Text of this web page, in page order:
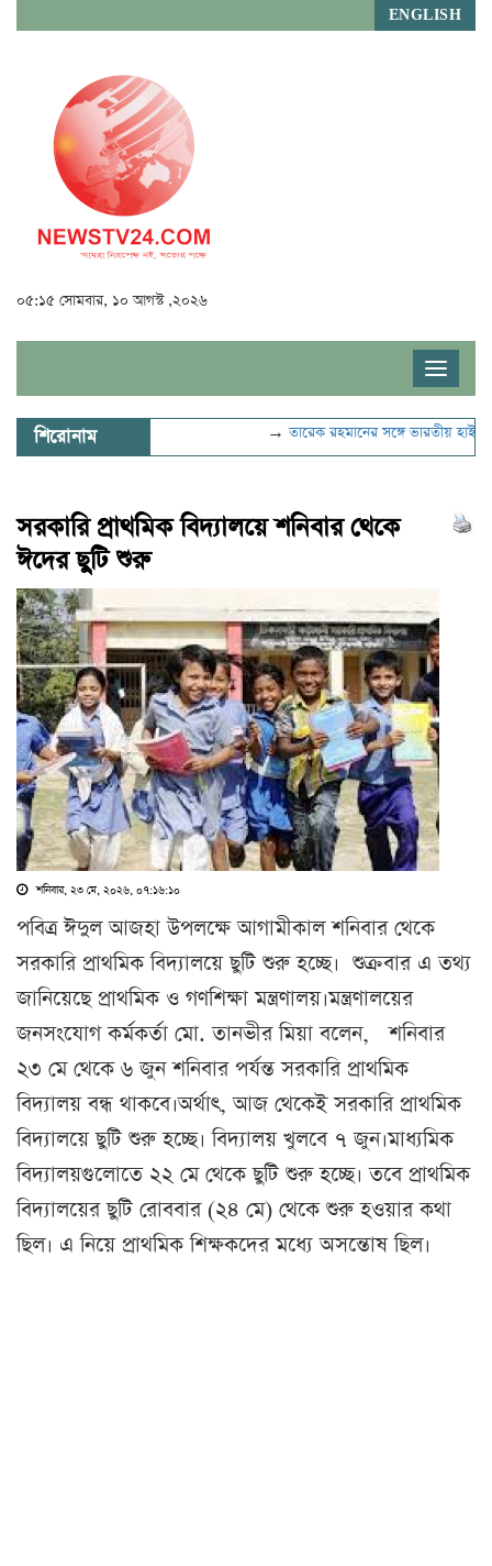
ENGLISH
০৫:১৫ সোমবার, ১০ আগস্ট ,২০২৬
Toggle
শিরোনাম →তারেক রহমানের সঙ্গে ভারতীয়
সরকারি প্রাথমিক বিদ্যালয়ে শনিবার থেকে
ঈদের ছুটি শুরু
শনিবার, ২৩ মে, ২০২৬, ০৭:১৬:১০
পবিত্র ঈদুল আজহা উপলক্ষে আগামীকাল শনিবার থেকে
সরকারি প্রাথমিক বিদ্যালয়ে ছুটি শুরু হচ্ছে। শুক্রবার এ তথ্য
জানিয়েছে প্রাথমিক ও গণশিক্ষা মন্ত্রণালয়।মন্ত্রণালয়ের
জনসংযোগ কর্মকর্তা মো. তানভীর মিয়া বলেন, শনিবার
২৩ মে থেকে ৬ জুন শনিবার পর্যন্ত সরকারি প্রাথমিক
বিদ্যালয় বন্ধ থাকবে।অর্থাৎ, আজ থেকেই সরকারি প্রাথমিক
বিদ্যালয়ে ছুটি শুরু হচ্ছে। বিদ্যালয় খুলবে ৭ জুন।মাধ্যমিক
বিদ্যালয়গুলোতে ২২ মে থেকে ছুটি শুরু হচ্ছে। তবে প্রাথমিক
বিদ্যালয়ের ছুটি রোববার (২৪ মে) থেকে শুরু হওয়ার কথা
ছিল। এ নিয়ে প্রাথমিক শিক্ষকদের মধ্যে অসন্তোষ ছিল।